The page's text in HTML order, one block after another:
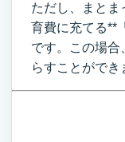
ただし、まとま
育費に充てる**
です。この場合
らすことができ